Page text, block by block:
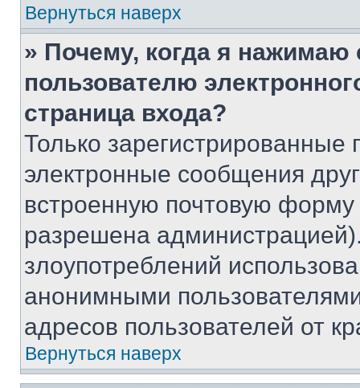
Вернуться наверх
» Почему, когда я нажимаю
пользователю
страница входа?
Только зарегистрированные
электронные сообщения
встроенную почтовую
разрешена
злоупотреблений
анонимными
адресов пользователей от
Вернуться наверх